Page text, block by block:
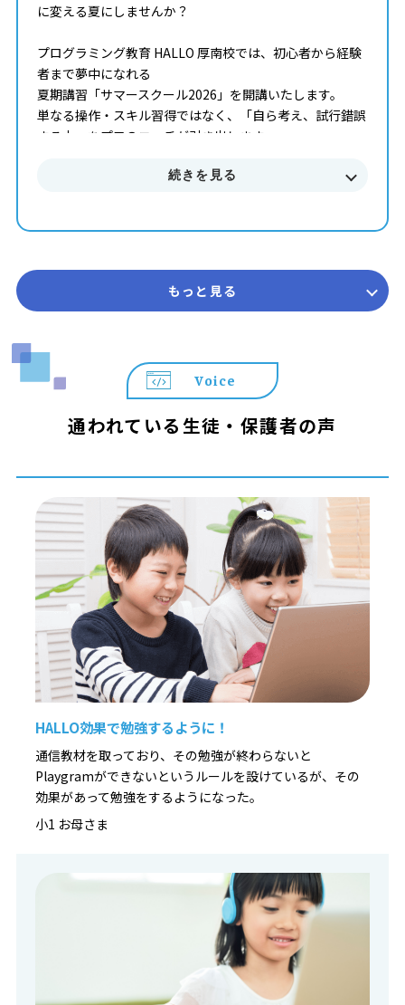
に変える夏にしませんか？
プログラミング教育 HALLO 厚南校では、初心者から経験
者まで夢中になれる
夏期講習「サマースクール2026」を開講いたします。
単なる操作・スキル習得ではなく、「自ら考え、試行錯誤
する力」をプロのコーチが引き出します。
■■■ サマースクール2026 概要 ■■■
参加費 14,850円（税込） ※教室によって実施状況や
開講日が異なります。詳しくは教室までお問合せくださ
＼＼ プログラミング教育 HALLOが選ばれる3つの理由 ／
／
世界標準の教材「Playgram」を使用。ゲーム感覚で楽し
◆ 置いていかない「個別コーチング」
お子さまの個性や理解度に合わせた最適な声掛けを実施。
納得いくまで自分の作品作りに没頭できる環境です。
◆ 算数や国語にも通じる「思考の土台」作り
プログラミングで養われる「順序立てて考える力」は、算
数や国語など学校の勉強すべてに通じる一生モノの武器に
なります。
【まずはお気軽に無料体験へ！】
▼お申込み・詳細はこちら
https://pr1.yarukiswitch.jp/lp/hal/summer/
続きを見る
もっと見る
Voice
通われている生徒・保護者の声
HALLO効果で勉強するように！
通信教材を取っており、その勉強が終わらないと
Playgramができないというルールを設けているが、その
効果があって勉強をするようになった。
小1 お母さま